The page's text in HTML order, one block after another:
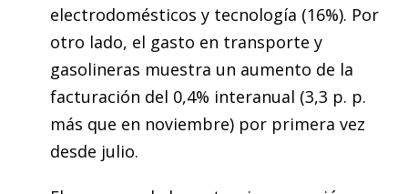
electrodomésticos y tecnología (16%). Por
otro lado, el gasto en transporte y
gasolineras muestra un aumento de la
facturación del 0,4% interanual (3,3 p. p.
más que en noviembre) por primera vez
desde julio.